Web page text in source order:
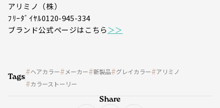
アリミノ（株）
ﾌﾘｰﾀﾞｲﾔﾙ0120-945-334
ブランド公式ページはこちら ＞＞
Tags
ヘアカラー メーカー 新製品 グレイカラー
アリミノ
カラーストーリー
Share